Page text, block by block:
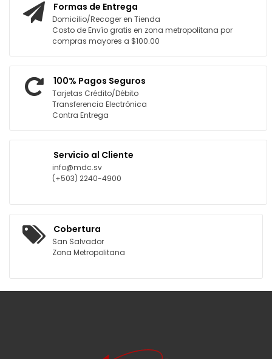
Formas de Entrega
Domicilio/Recoger en Tienda
Costo de Envío gratis en zona metropolitana por
compras mayores a $100.00
100% Pagos Seguros
Tarjetas Crédito/Débito
Transferencia Electrónica
Contra Entrega
Servicio al Cliente
info@mdc.sv
(+503) 2240-4900
Cobertura
San Salvador
Zona Metropolitana